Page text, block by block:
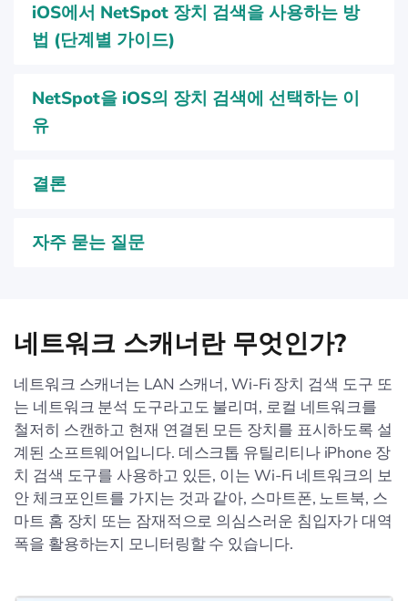
iOS에서 NetSpot 장치 검색을 사용하는 방
법 (단계별 가이드)
NetSpot을 iOS의 장치 검색에 선택하는 이
유
결론
자주 묻는 질문
네트워크 스캐너란 무엇인가?
네트워크 스캐너는 LAN 스캐너, Wi-Fi 장치 검색 도구 또
는 네트워크 분석 도구라고도 불리며, 로컬 네트워크를
철저히 스캔하고 현재 연결된 모든 장치를 표시하도록 설
계된 소프트웨어입니다. 데스크톱 유틸리티나 iPhone 장
치 검색 도구를 사용하고 있든, 이는 Wi-Fi 네트워크의 보
안 체크포인트를 가지는 것과 같아, 스마트폰, 노트북, 스
마트 홈 장치 또는 잠재적으로 의심스러운 침입자가 대역
폭을 활용하는지 모니터링할 수 있습니다.